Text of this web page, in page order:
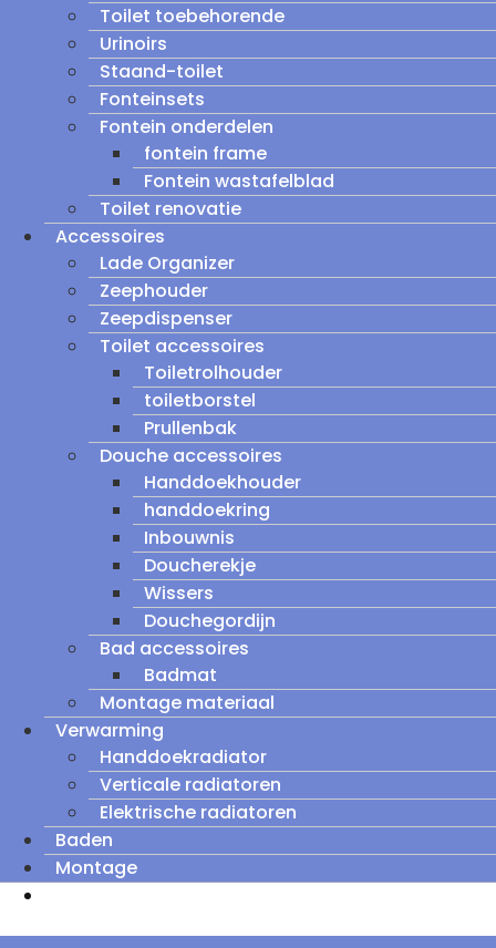
Toilet toebehorende
Urinoirs
Staand-toilet
Fonteinsets
Fontein onderdelen
fontein frame
Fontein wastafelblad
Toilet renovatie
Accessoires
Lade Organizer
Zeephouder
Zeepdispenser
Toilet accessoires
Toiletrolhouder
toiletborstel
Prullenbak
Douche accessoires
Handdoekhouder
handdoekring
Inbouwnis
Doucherekje
Wissers
Douchegordijn
Bad accessoires
Badmat
Montage materiaal
Verwarming
Handdoekradiator
Verticale radiatoren
Elektrische radiatoren
Baden
Montage